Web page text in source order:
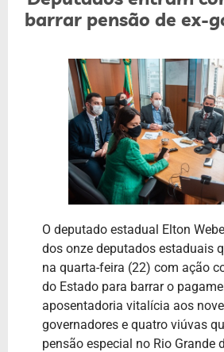
barrar pensão de ex-
O deputado estadual Elton
dos onze deputados estaduais
na quarta-feira (22) com ação
do Estado para barrar o
aposentadoria vitalícia aos
governadores e quatro viúvas
pensão especial no Rio Grande